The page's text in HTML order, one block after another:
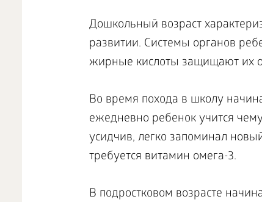
Дошкольный возраст
развитии. Системы органов
жирные кислоты защищают их
Во время похода в школу
ежедневно ребенок учится
усидчив, легко запоминал
требуется витамин омега-3.
В подростковом возрасте